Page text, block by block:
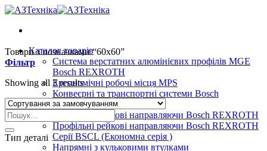
Skip
content
Каталог товарів
Система верстатних алюмінієвих профілів MGE
Bosch REXROTH
Ергономічні робочі місця MPS
Конвеєрні та транспортні системи Bosch
REXROTH
Профільні рейкові направляючи Bosch REXROTH
Профільні рейкові направляючи Bosch REXROTH
Серії BSCL (Економна серія )
Напрямні з кульковими втулками
Товари з позначками “60х60”
Фільтр
Showing all 3 results
Шукати:
Тип деталі